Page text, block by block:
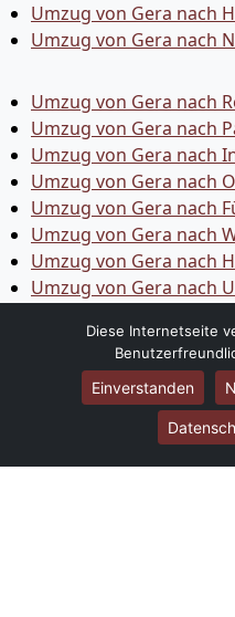
Umzug von Gera nach
Umzug von Gera nach
Umzug von Gera nach
Umzug von Gera nach
Umzug von Gera nach
Umzug von Gera nach
Umzug von Gera nach
Umzug von Gera nach
Umzug von Gera nach
Umzug von Gera nach
Umzug von Gera nach
Umzug von Gera nach
Umzug von Gera nach
Umzug von Gera nach
Umzug von Gera nach
Umzug von Gera nach
Diese Internetseite
Einverstanden